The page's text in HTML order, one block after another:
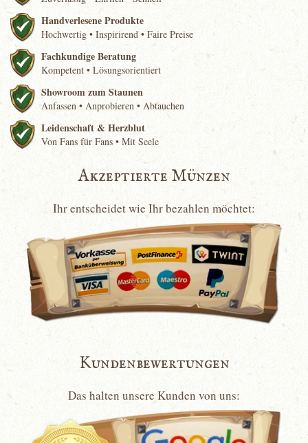
Handverlesene Produkte
Hochwertig • Inspirirend • Faire Preise
Fachkundige Beratung
Kompetent • Lösungsorientiert
Showroom zum Staunen
Anfassen • Anprobieren • Abtauchen
Leidenschaft & Herzblut
Von Fans für Fans • Mit Seele
Akzeptierte Münzen
Ihr entscheidet wie Ihr bezahlen möchtet:
Kundenbewertungen
Das halten unsere Kunden von uns: